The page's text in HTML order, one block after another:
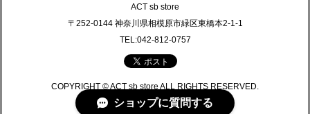
ACT sb store
〒252-0144 神奈川県相模原市緑区東橋本2-1-1
TEL:042-812-0757
COPYRIGHT © ACT sb store ALL RIGHTS RESERVED.
ショップに質問する